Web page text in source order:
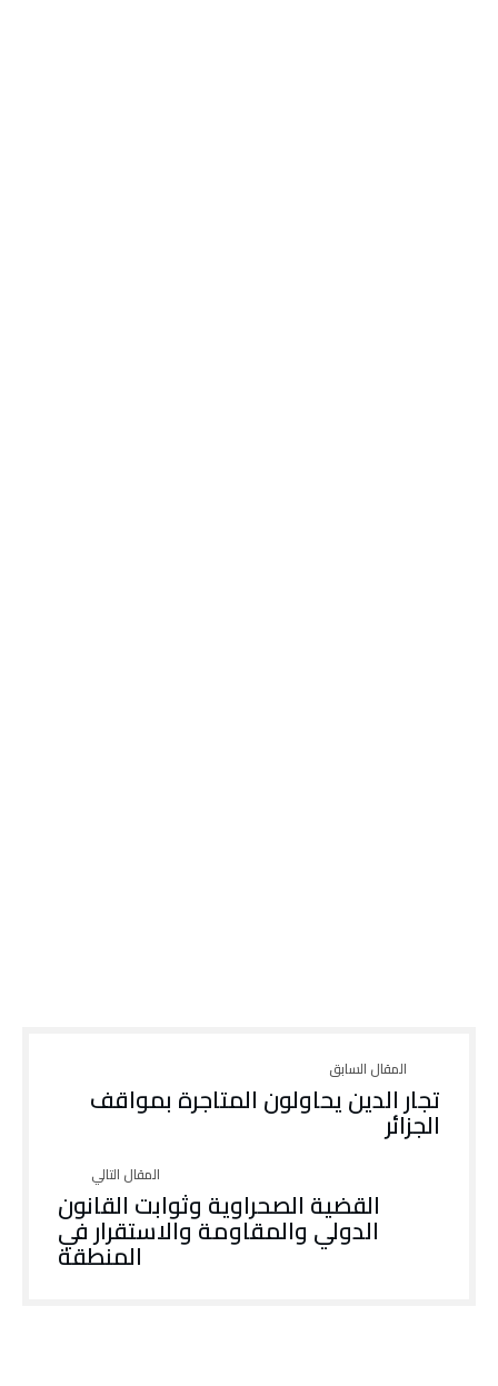
تجار الدين يحاولون المتاجرة بمواقف
الجزائر
القضية الصحراوية وثوابت القانون
الدولي والمقاومة والاستقرار في
المنطقة